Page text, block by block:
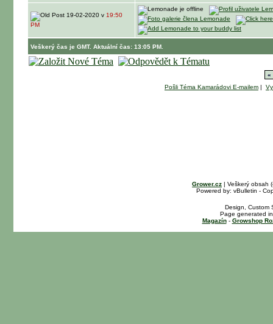
19-02-2020 v 19:50
PM
Veškerý čas je GMT. Aktuální čas: 13:05 PM.
«
Pošli Téma Kamarádovi E-mailem |
Grower.cz | Veškerý obsah
Powered by: vBulletin -
Design, Custom
Page generated
Magazín- Growshop